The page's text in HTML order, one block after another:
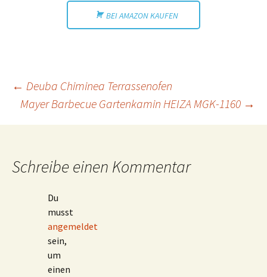
BEI AMAZON KAUFEN
Beitragsnavigation
← Deuba Chiminea Terrassenofen
Mayer Barbecue Gartenkamin HEIZA MGK-1160 →
Schreibe einen Kommentar
Du
musst
angemeldet
sein,
um
einen